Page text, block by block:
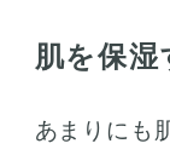
肌を保湿
あまりにも